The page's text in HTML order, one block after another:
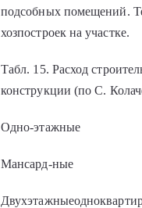
подсобных по­мещений.
хозпостроек на участке.
Табл. 15. Расход
конструкции (по С.
Одно-этажные
Мансард-ные